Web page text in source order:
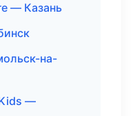
— Казань
на-
—